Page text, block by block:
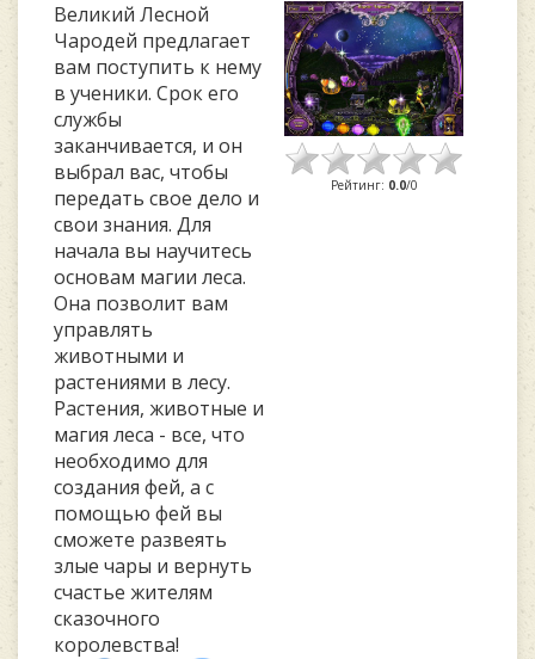
Великий Лесной
Чародей предлагает
вам поступить к нему
в ученики. Срок его
службы
заканчивается, и он
выбрал вас, чтобы
передать свое дело и
свои знания. Для
начала вы научитесь
основам магии леса.
Она позволит вам
управлять
животными и
растениями в лесу.
Растения, животные и
магия леса - все, что
необходимо для
создания фей, а с
помощью фей вы
сможете развеять
злые чары и вернуть
счастье жителям
сказочного
королевства!
Рейтинг: 0.0/0